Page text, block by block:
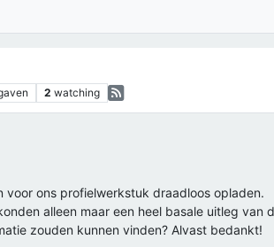
2 watching
voor ons profielwerkstuk draadloos opladen.
alleen maar een heel basale uitleg
zouden kunnen vinden? Alvast bedankt!